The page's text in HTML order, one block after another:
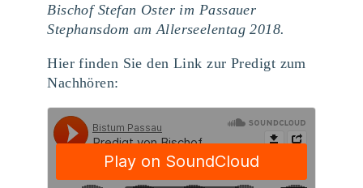
Bischof Stefan Oster im Passauer
Stephansdom am Allerseelentag 2018.
Hier finden Sie den Link zur Predigt zum
Nachhören: